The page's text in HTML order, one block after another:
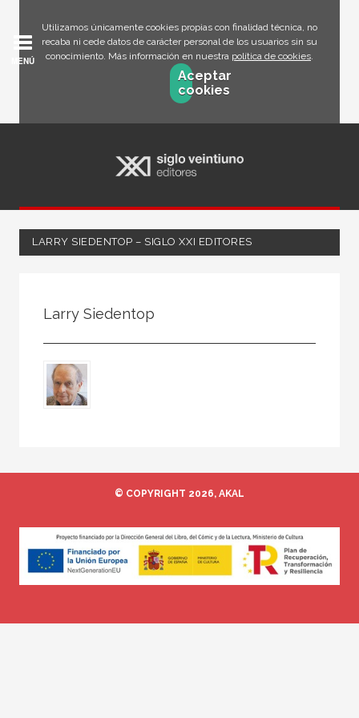
Utilizamos únicamente cookies propias con finalidad técnica, no
recaba ni cede datos de carácter personal de los usuarios sin su
conocimiento. Más información en nuestra política de cookies.
Aceptar
cookies
MENÚ
LARRY SIEDENTOP – SIGLO XXI EDITORES
Larry Siedentop
© COPYRIGHT 2026, AKAL